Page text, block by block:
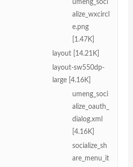
umeng_soci
alize_wxcircl
e.png
[1.47K]
layout [14.21K]
layout-sw550dp-
large [4.16K]
umeng_soci
alize_oauth_
dialog.xml
[4.16K]
socialize_sh
are_menu_it